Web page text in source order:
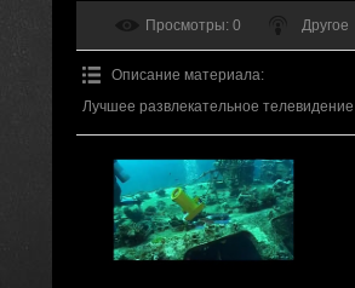
Просмотры: 0 Другое
Описание материала:
Лучшее развлекательное